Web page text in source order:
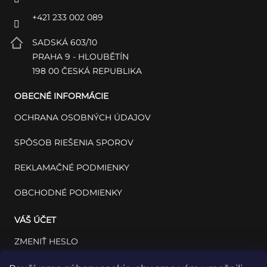
+421 233 002 089
SADSKÁ 603/10
PRAHA 9 - HLOUBĚTÍN
198 00 ČESKÁ REPUBLIKA
OBECNÉ INFORMÁCIE
OCHRANA OSOBNÝCH ÚDAJOV
SPÔSOB RIEŠENIA SPOROV
REKLAMAČNÉ PODMIENKY
OBCHODNÉ PODMIENKY
VÁŠ ÚČET
ZMENIŤ HESLO